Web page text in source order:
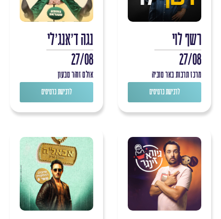
רשף לוי
27/08
מרכז תרבות באר טוביה
לרכישת כרטיסים
נגה ד'אנג'לי
27/08
אולם זוהר טבעון
לרכישת כרטיסים